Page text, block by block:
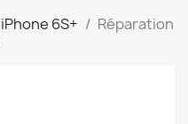
iPhone 6S+
Réparation